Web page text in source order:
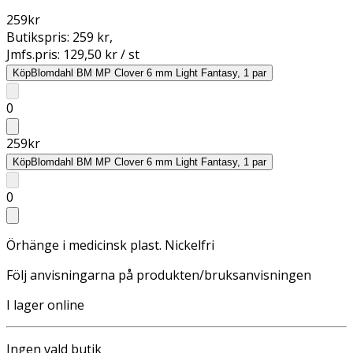
259kr
Butikspris: 259 kr,
Jmfs.pris: 129,50 kr / st
KöpBlomdahl BM MP Clover 6 mm Light Fantasy, 1 par
0
259kr
KöpBlomdahl BM MP Clover 6 mm Light Fantasy, 1 par
0
Örhänge i medicinsk plast. Nickelfri
Följ anvisningarna på produkten/bruksanvisningen
I lager online
Ingen vald butik